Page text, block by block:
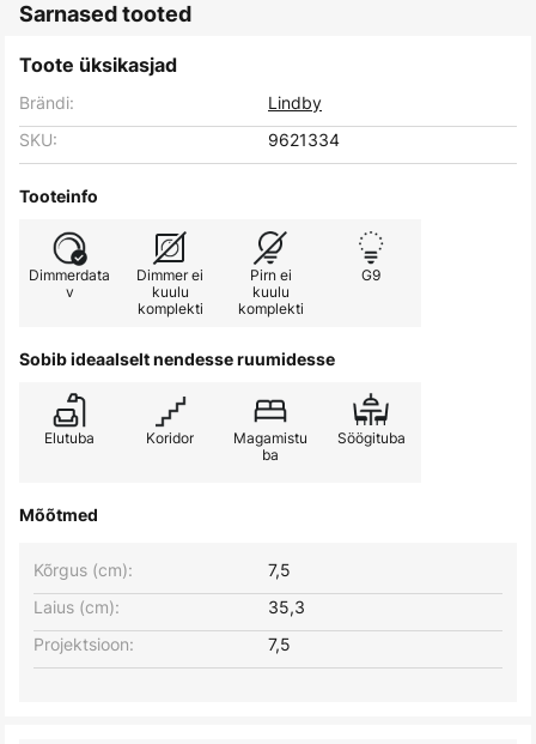
Sarnased tooted
Toote üksikasjad
Brändi:
Lindby
SKU:
9621334
Tooteinfo
Dimmerdata
v
Dimmer ei
kuulu
komplekti
Pirn ei
kuulu
komplekti
G9
Sobib ideaalselt nendesse ruumidesse
Elutuba Koridor
Magamistu
ba
Söögituba
Mõõtmed
Laius (cm): 35,3
Kõrgus (cm): 7,5
Projektsioon: 7,5